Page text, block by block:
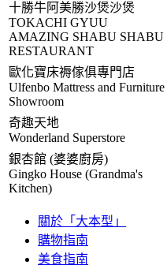
十勝牛阿美勝沙煲沙煲
TOKACHI GYUU
AMAZING SHABU SHABU
RESTAURANT
歐化寶床褥傢俱專門店
Ulfenbo Mattress and Furniture
Showroom
奇趣天地
Wonderland Superstore
銀杏館 (婆婆廚房)
Gingko House (Grandma's
Kitchen)
關於「大本型」
購物指南
美食指南